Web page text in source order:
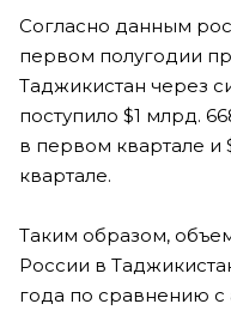
Согласно данным
первом полугодии
Таджикистан через
поступило $1 млрд.
в первом квартале и
квартале.
Таким образом,
России в
года по сравнению